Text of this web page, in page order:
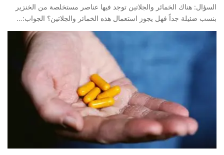
السؤال: هناك الخمائر والجلاتين توجد فيها عناصر مستخلصة من الخنزير
بنسب ضئيلة جداً فهل يجوز استعمال هذه الخمائر والجلاتين؟ الجواب:…